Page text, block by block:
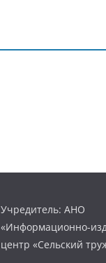
Учредитель: АНО
«Информационно-
центр «Сельский